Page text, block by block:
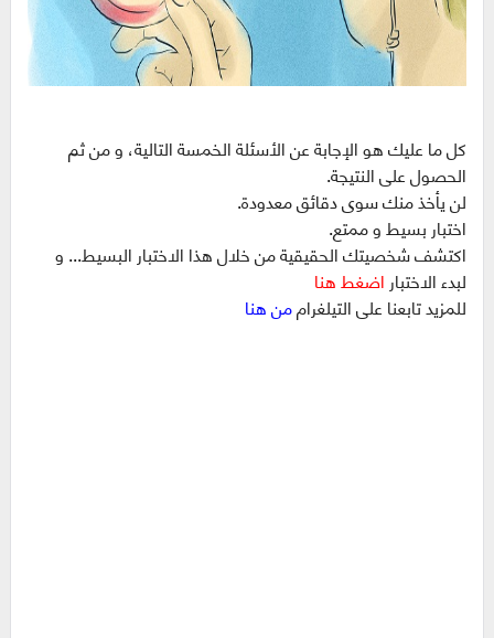
كل ما عليك هو الإجابة عن الأسئلة الخمسة التالية، و من ثم
الحصول على النتيجة.
لن يأخذ منك سوى دقائق معدودة.
اختبار بسيط و ممتع.
اكتشف شخصيتك الحقيقية من خلال هذا الاختبار البسيط... و
لبدء الاختباراضغط هنا
للمزيد تابعنا على التيلغراممن هنا